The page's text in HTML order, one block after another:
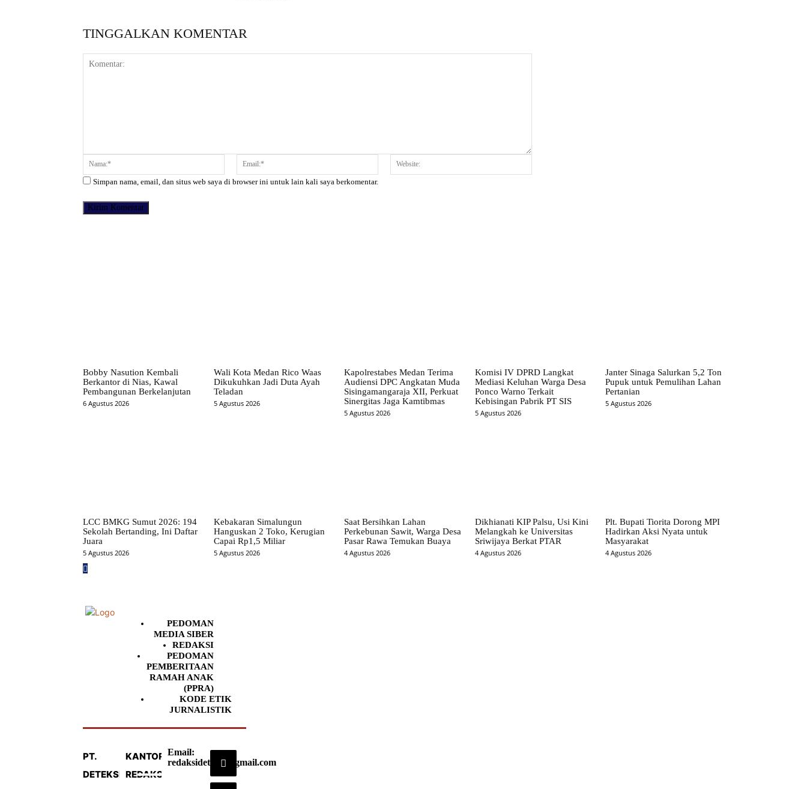
TINGGALKAN KOMENTAR
Komentar: Nama:* Email:*
Simpan nama, email, dan situs web saya di browser ini untuk lain kali saya berkomentar.
Bobby Nasution Kembali
Berkantor di Nias, Kawal
Pembangunan Berkelanjutan
6 Agustus 2026
Wali Kota Medan Rico Waas
Dikukuhkan Jadi Duta Ayah
Teladan
5 Agustus 2026
Kapolrestabes Medan Terima
Audiensi DPC Angkatan Muda
Sisingamangaraja XII, Perkuat
Sinergitas Jaga Kamtibmas
5 Agustus 2026
Komisi IV DPRD Langkat
Mediasi Keluhan Warga Desa
Ponco Warno Terkait
Kebisingan Pabrik PT SIS
5 Agustus 2026
Janter Sinaga Salurkan 5,2 Ton
Pupuk untuk Pemulihan Lahan
Pertanian
5 Agustus 2026
LCC BMKG Sumut 2026: 194
Sekolah Bertanding, Ini Daftar
Juara
5 Agustus 2026
Kebakaran Simalungun
Hanguskan 2 Toko, Kerugian
Capai Rp1,5 Miliar
5 Agustus 2026
Saat Bersihkan Lahan
Perkebunan Sawit, Warga Desa
Pasar Rawa Temukan Buaya
4 Agustus 2026
Dikhianati KIP Palsu, Usi Kini
Melangkah ke Universitas
Sriwijaya Berkat PTAR
4 Agustus 2026
Plt. Bupati Tiorita Dorong MPI
Hadirkan Aksi Nyata untuk
Masyarakat
4 Agustus 2026
PEDOMAN
MEDIA SIBER
REDAKSI
PEDOMAN
PEMBERITAAN
RAMAH ANAK
(PPRA)
KODE ETIK
JURNALISTIK
PT.
DETEKSI
KANTOR
REDAKSI
Email:
redaksideteksi@gmail.com